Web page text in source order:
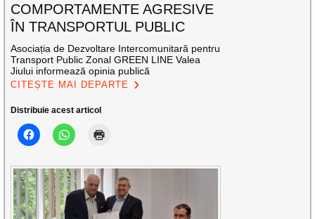
COMPORTAMENTE AGRESIVE
ÎN TRANSPORTUL PUBLIC
Asociația de Dezvoltare Intercomunitară pentru
Transport Public Zonal GREEN LINE Valea
Jiului informează opinia publică
CITEȘTE MAI DEPARTE
Distribuie acest articol